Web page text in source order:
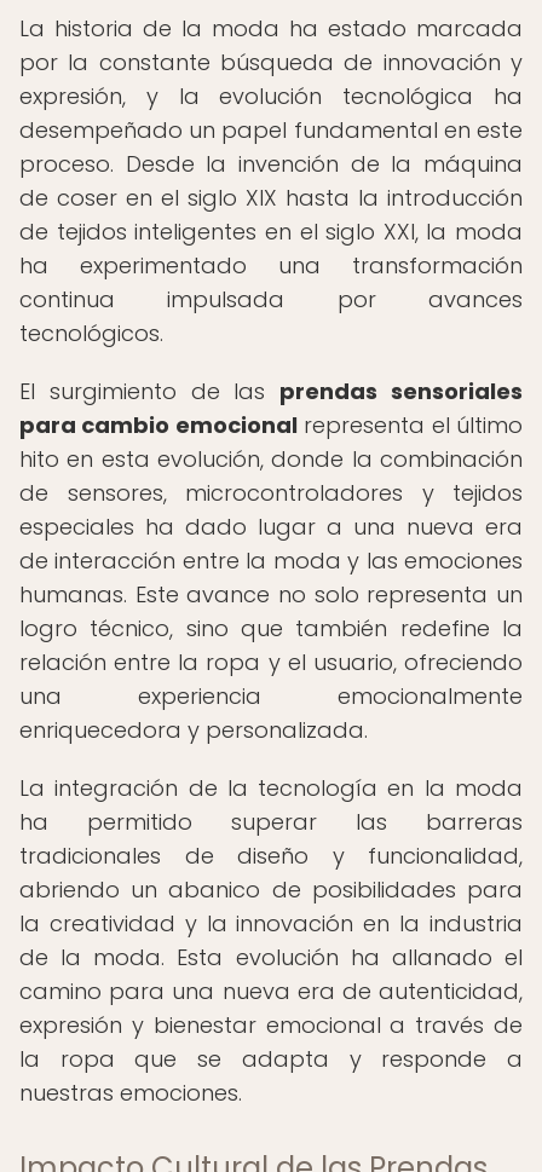
La historia de la moda ha estado marcada
por la constante búsqueda de innovación y
expresión, y la evolución tecnológica ha
desempeñado un papel fundamental en este
proceso. Desde la invención de la máquina
de coser en el siglo XIX hasta la introducción
de tejidos inteligentes en el siglo XXI, la moda
ha experimentado una transformación
continua impulsada por avances
tecnológicos.
El surgimiento de las prendas sensoriales
para cambio emocionalrepresenta el último
hito en esta evolución, donde la combinación
de sensores, microcontroladores y tejidos
especiales ha dado lugar a una nueva era
de interacción entre la moda y las emociones
humanas. Este avance no solo representa un
logro técnico, sino que también redefine la
relación entre la ropa y el usuario, ofreciendo
una experiencia emocionalmente
enriquecedora y personalizada.
La integración de la tecnología en la moda
ha permitido superar las barreras
tradicionales de diseño y funcionalidad,
abriendo un abanico de posibilidades para
la creatividad y la innovación en la industria
de la moda. Esta evolución ha allanado el
camino para una nueva era de autenticidad,
expresión y bienestar emocional a través de
la ropa que se adapta y responde a
nuestras emociones.